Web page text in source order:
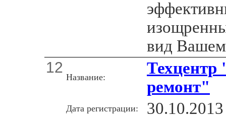
вид
12
Название:
Техцентр
ремонт"
Дата регистрации: 30.10.2013